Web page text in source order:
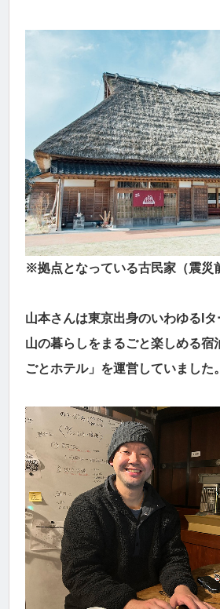
※拠点となっている古民家（震災
山本さんは東京出身のいわゆるI
山の暮らしをまるごと楽しめる宿
ごとホテル」を運営していました。